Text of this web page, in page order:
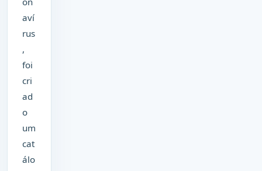
aví
rus
,
foi
cri
ad
o
um
cat
álo